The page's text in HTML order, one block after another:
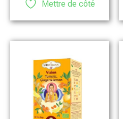
Mettre de côté